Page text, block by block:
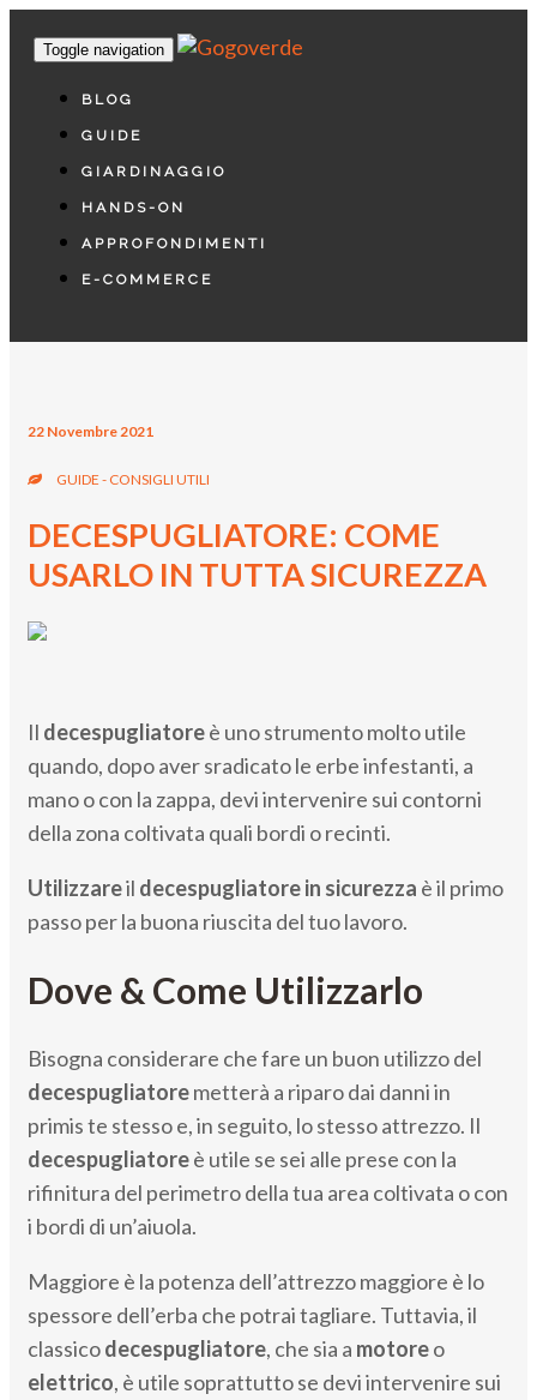
Toggle navigation
BLOG
GUIDE
GIARDINAGGIO
HANDS-ON
APPROFONDIMENTI
E-COMMERCE
22 Novembre 2021
GUIDE - CONSIGLI UTILI
DECESPUGLIATORE: COME
USARLO IN TUTTA SICUREZZA
Il decespugliatoreè uno strumento molto utile
quando, dopo aver sradicato le erbe infestanti, a
mano o con la zappa, devi intervenire sui contorni
della zona coltivata quali bordi o recinti.
Utilizzareil decespugliatore in sicurezza è il primo
passo per la buona riuscita del tuo lavoro.
Dove & Come Utilizzarlo
Bisogna considerare che fare un buon utilizzo del
decespugliatoremetterà a riparo dai danni in
primis te stesso e, in seguito, lo stesso attrezzo. Il
decespugliatoreè utile se sei alle prese con la
rifinitura del perimetro della tua area coltivata o con
i bordi di un’aiuola.
Maggiore è la potenza dell’attrezzo maggiore è lo
spessore dell’erba che potrai tagliare. Tuttavia, il
classicodecespugliatore, che sia a motoreo
elettrico, è utile soprattutto se devi intervenire sui